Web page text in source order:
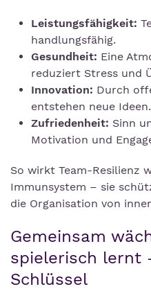
Leistungsfähigkeit:
handlungsfähig.
Gesundheit: Eine
reduziert Stress und
Innovation: Durch
entstehen neue Ideen.
Zufriedenheit: Sinn
Motivation und
So wirkt Team-Resilienz
Immunsystem – sie
die Organisation von
Gemeinsam
spielerisch lernt
Schlüssel